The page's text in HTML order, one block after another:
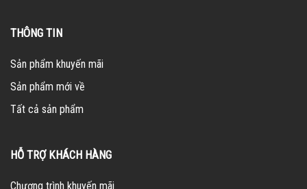
THÔNG TIN
Sản phẩm khuyến mãi
Sản phẩm mới về
Tất cả sản phẩm
HỖ TRỢ KHÁCH HÀNG
Chương trình khuyến mãi